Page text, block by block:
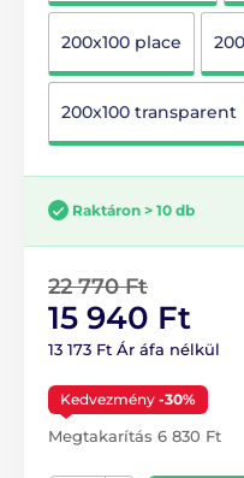
200x100 place
200x100 transparent
Raktáron > 10 db
22 770 Ft
15 940 Ft
13 173 Ft Ár áfa nélkül
Kedvezmény -30%
Megtakarítás 6 830 Ft